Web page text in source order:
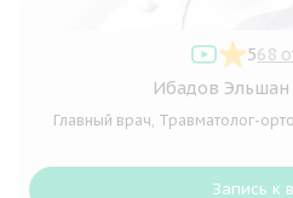
568
Ибадов
Главный врач, Травматолог-
Запись к